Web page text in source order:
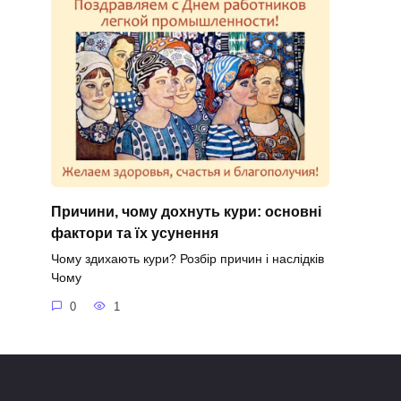
Причини, чому дохнуть кури: основні
фактори та їх усунення
Чому здихають кури? Розбір причин і наслідків
Чому
0 1